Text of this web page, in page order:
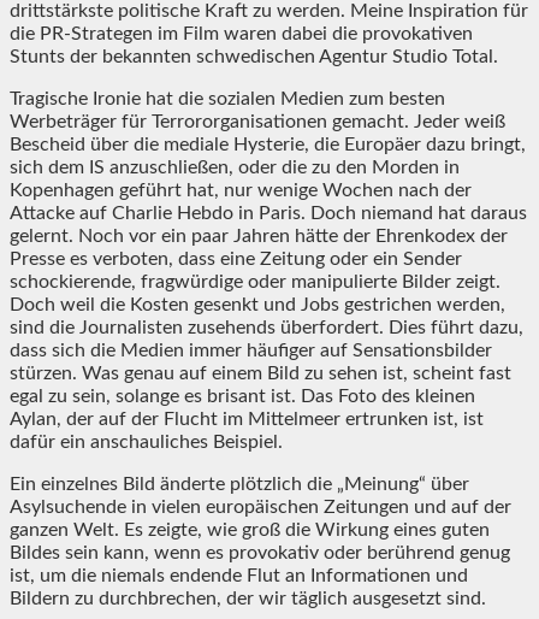
drittstärkste politische Kraft zu werden. Meine Inspiration für
die PR-Strategen im Film waren dabei die provokativen
Stunts der bekannten schwedischen Agentur Studio Total.
Tragische Ironie hat die sozialen Medien zum besten
Werbeträger für Terrororganisationen gemacht. Jeder weiß
Bescheid über die mediale Hysterie, die Europäer dazu bringt,
sich dem IS anzuschließen, oder die zu den Morden in
Kopenhagen geführt hat, nur wenige Wochen nach der
Attacke auf Charlie Hebdo in Paris. Doch niemand hat daraus
gelernt. Noch vor ein paar Jahren hätte der Ehrenkodex der
Presse es verboten, dass eine Zeitung oder ein Sender
schockierende, fragwürdige oder manipulierte Bilder zeigt.
Doch weil die Kosten gesenkt und Jobs gestrichen werden,
sind die Journalisten zusehends überfordert. Dies führt dazu,
dass sich die Medien immer häufiger auf Sensationsbilder
stürzen. Was genau auf einem Bild zu sehen ist, scheint fast
egal zu sein, solange es brisant ist. Das Foto des kleinen
Aylan, der auf der Flucht im Mittelmeer ertrunken ist, ist
dafür ein anschauliches Beispiel.
Ein einzelnes Bild änderte plötzlich die „Meinung“ über
Asylsuchende in vielen europäischen Zeitungen und auf der
ganzen Welt. Es zeigte, wie groß die Wirkung eines guten
Bildes sein kann, wenn es provokativ oder berührend genug
ist, um die niemals endende Flut an Informationen und
Bildern zu durchbrechen, der wir täglich ausgesetzt sind.